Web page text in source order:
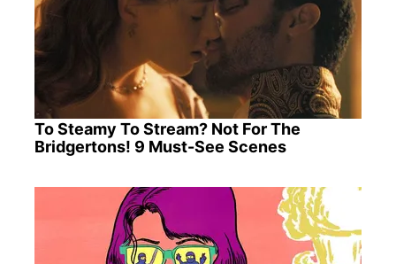
To Steamy To Stream? Not For The
Bridgertons! 9 Must-See Scenes